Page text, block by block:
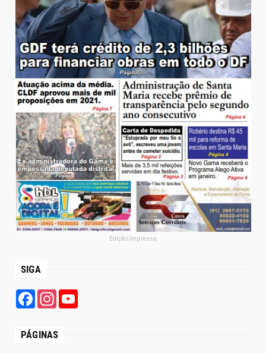
Edição Impressa
SIGA
FacebookInstagram
PÁGINAS